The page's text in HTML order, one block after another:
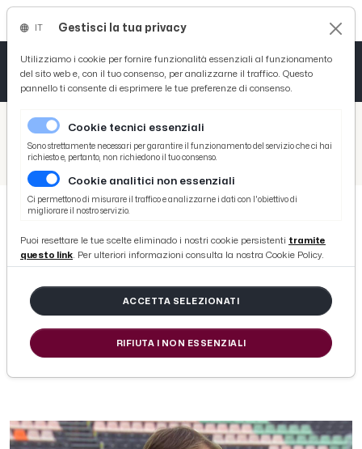
/ Picenotime
/ Ascoli Time
Venezia-Ascoli 2-3, Javorcic: “E' uscita una bellissima partita. Orgoglioso di tutti i ragazzi”
Venezia-Ascoli 2-3, Javorcic: “E'
uscita una bellissima partita.
Orgoglioso di tutti i ragazzi”
di Redazione Picenotime
Gestisci la tua privacy
Utilizziamo i cookie per fornire funzionalità essenziali al funzionamento
del sito web e, con il tuo consenso, per analizzarne il traffico. Questo
pannello ti consente di esprimere le tue preferenze di consenso.
Cookie tecnici essenziali
Sono strettamente necessari per garantire il funzionamento del servizio che ci hai
richiesto e, pertanto, non richiedono il tuo consenso.
Cookie analitici non essenziali
Ci permettono di misurare il traffico e analizzarne i dati con l'obiettivo di
migliorare il nostro servizio.
Puoi resettare le tue scelte eliminado i nostri cookie persistenti tramite
questo link. Per ulteriori informazioni consulta la nostra Cookie Policy.
ACCETTA SELEZIONATI
RIFIUTA I NON ESSENZIALI
Tutto News
Tutto Sport
Basket
Ciclismo
Tutto Curiosità